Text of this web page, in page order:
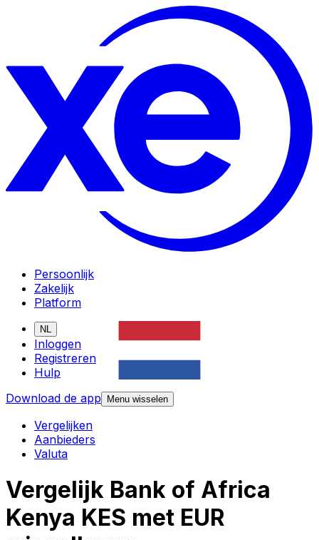
Persoonlijk
Zakelijk
Platform
NL
Inloggen
Registreren
Hulp
Download de app
Menu wisselen
Vergelijken
Aanbieders
Valuta
Vergelijk Bank of Africa
Kenya KES met EUR